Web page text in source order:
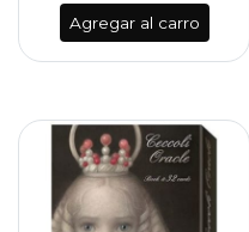
Agregar al carro